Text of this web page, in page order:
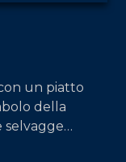
un piatto
della